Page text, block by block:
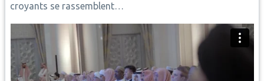
croyants se rassemblent…